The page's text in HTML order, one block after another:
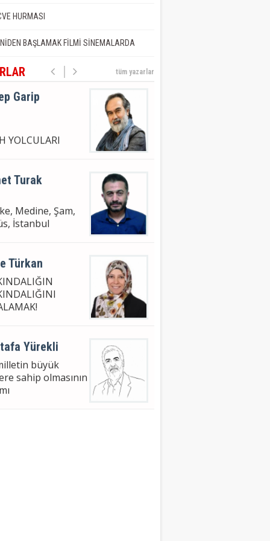
HURMASI
BAŞLAMAK FİLMİ SİNEMALARDA
tüm yazarlar
Adil ŞEN
YOLCULARI
Garip
Medine, Şam,
İstanbul
Turak
Türkan
büyük
sahip olmasının
Yürekli